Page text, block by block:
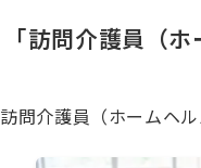
「訪問介護員（
訪問介護員（ホームヘ